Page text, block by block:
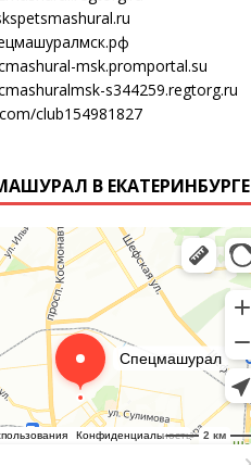
msk.promportal.su
s344259.regtorg.ru
club154981827
В ЕКАТЕРИНБУРГЕ